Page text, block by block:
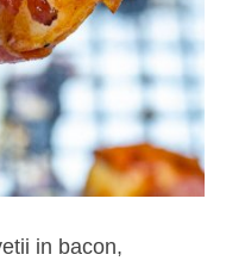
in bacon,